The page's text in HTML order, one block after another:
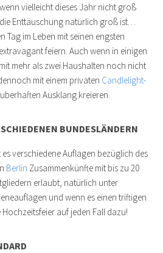
vielleicht dieses Jahr nicht groß
Enttäuschung natürlich groß ist…
Tag im Leben mit seinen engsten
feiern. Auch wenn in einigen
mehr als zwei Haushalten noch nicht
mit einem privaten Candlelight-
Ausklang kreieren.
BUNDESLÄNDERN
verschiedene Auflagen bezüglich des
Berlin Zusammenkünfte mit bis zu 20
erlaubt, natürlich unter
und wenn es einen triftigen
auf jeden Fall dazu!